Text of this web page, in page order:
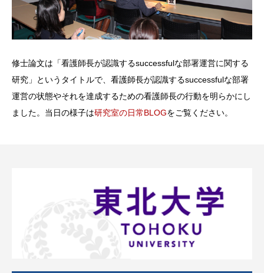
修士論文は「看護師長が認識するsuccessfulな部署運営に関する
研究」というタイトルで、看護師長が認識するsuccessfulな部署
運営の状態やそれを達成するための看護師長の行動を明らかにし
ました。当日の様子は研究室の日常BLOGをご覧ください。